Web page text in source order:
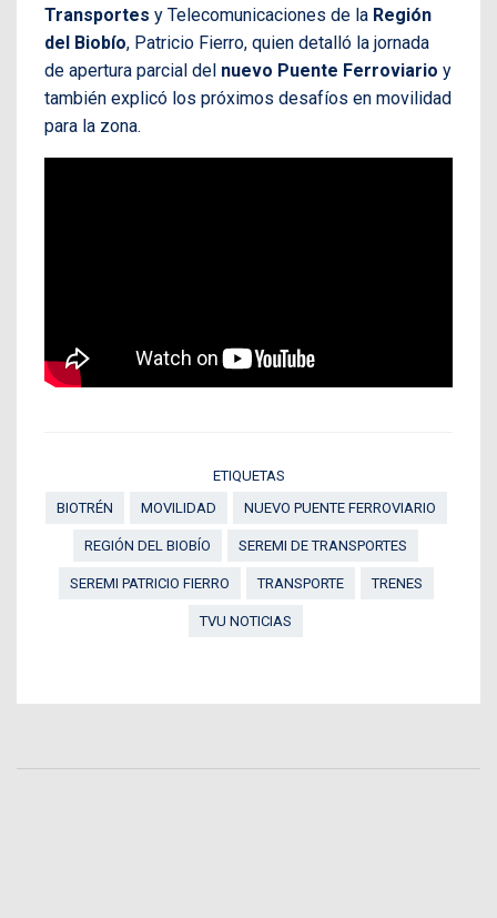
Transportes y Telecomunicaciones de la Región
del Biobío, Patricio Fierro, quien detalló la jornada
de apertura parcial del nuevo Puente Ferroviario y
también explicó los próximos desafíos en movilidad
para la zona.
ETIQUETAS
BIOTRÉN
MOVILIDAD NUEVO PUENTE FERROVIARIO
REGIÓN DEL BIOBÍO SEREMI DE TRANSPORTES
SEREMI PATRICIO FIERRO TRANSPORTE TRENES
TVU NOTICIAS